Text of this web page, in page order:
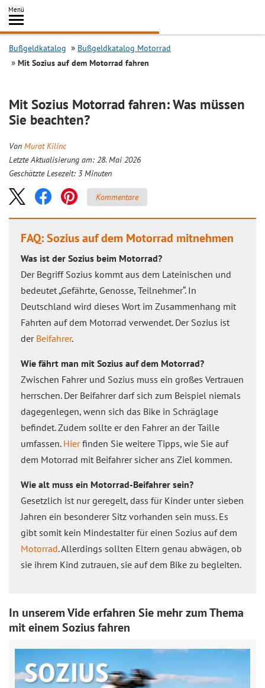
Inhalt
springen
Menü
Search
Bußgeldkatalog
Bußgeldkatalog Motorrad
Mit Sozius auf dem Motorrad fahren
Mit Sozius Motorrad fahren: Was müssen
Sie beachten?
Von Murat Kilinc
Letzte Aktualisierung am: 28. Mai 2026
Geschätzte Lesezeit: 3 Minuten
Kommentare
FAQ: Sozius auf dem Motorrad mitnehmen
Was ist der Sozius beim Motorrad?
Der Begriff Sozius kommt aus dem Lateinischen und
bedeutet „Gefährte, Genosse, Teilnehmer“. In
Deutschland wird dieses Wort im Zusammenhang mit
Fahrten auf dem Motorrad verwendet. Der Sozius ist
der Beifahrer.
Wie fährt man mit Sozius auf dem Motorrad?
Zwischen Fahrer und Sozius muss ein großes Vertrauen
herrschen. Der Beifahrer darf sich zum Beispiel niemals
dagegenlegen, wenn sich das Bike in Schräglage
befindet. Zudem sollte er den Fahrer an der Taille
umfassen. Hierfinden Sie weitere Tipps, wie Sie auf
dem Motorrad mit Beifahrer sicher ans Ziel kommen.
Wie alt muss ein Motorrad-Beifahrer sein?
Gesetzlich ist nur geregelt, dass für Kinder unter sieben
Jahren ein besonderer Sitz vorhanden sein muss. Es
gibt somit kein Mindestalter für einen Sozius auf dem
Motorrad. Allerdings sollten Eltern genau abwägen, ob
sie ihrem Kind zutrauen, sie auf dem Bike zu begleiten.
In unserem Vide erfahren Sie mehr zum Thema
mit einem Sozius fahren